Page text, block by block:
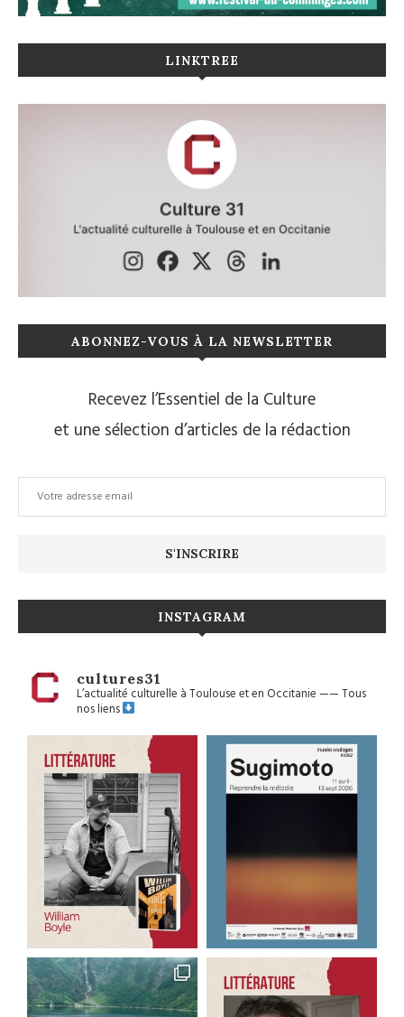
LINKTREE
ABONNEZ-VOUS À LA NEWSLETTER
Recevez l’Essentiel de la Culture
et une sélection d’articles de la rédaction
INSTAGRAM
cultures31
L’actualité culturelle à Toulouse et en Occitanie——Tous
nos liens